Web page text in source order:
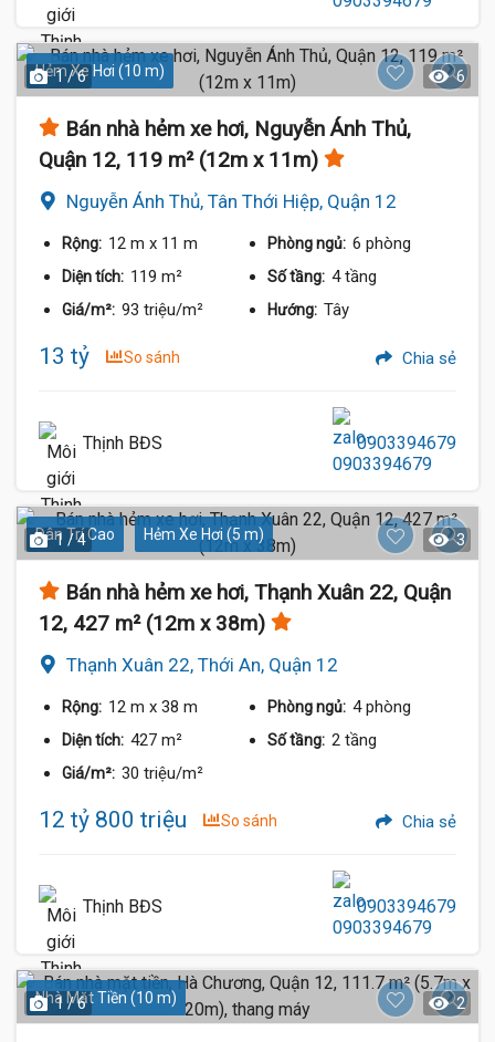
Hẻm Xe Hơi (10 m)
1 / 6 6
Bán nhà hẻm xe hơi, Nguyễn Ánh Thủ,
Quận 12, 119 m² (12m x 11m)
Nguyễn Ánh Thủ, Tân Thới Hiệp, Quận 12
Rộng: 12 m x 11 m Phòng ngủ: 6 phòng
Diện tích: 119 m² Số tầng: 4 tầng
Giá/m²: 93 triệu/m² Hướng: Tây
13 tỷ So sánh Chia sẻ
Thịnh BĐS 0903394679
Dân Trí Cao Hẻm Xe Hơi (5 m)
1 / 4 3
Bán nhà hẻm xe hơi, Thạnh Xuân 22, Quận
12, 427 m² (12m x 38m)
Thạnh Xuân 22, Thới An, Quận 12
Rộng: 12 m x 38 m Phòng ngủ: 4 phòng
Diện tích: 427 m² Số tầng: 2 tầng
Giá/m²: 30 triệu/m²
12 tỷ 800 triệu So sánh Chia sẻ
Thịnh BĐS 0903394679
Nhà Mặt Tiền (10 m)
1 / 6 2